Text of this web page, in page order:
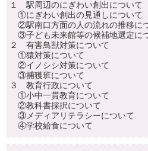
１ 駅周辺のにぎわい創出について
①にぎわい創出の見通しについて
②駅南口方面の人の流れの推移に
③子ども未来館等の候補地選定に
２ 有害鳥獣対策について
①猿対策について
②イノシシ対策について
③捕獲班について
３ 教育行政について
①小中一貫教育について
②教科書採択について
③メディアリテラシーについて
④学校給食について